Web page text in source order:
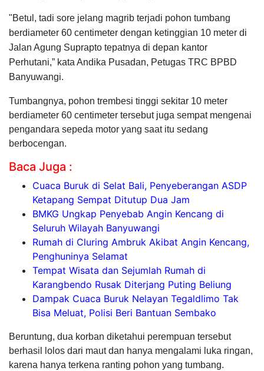
"Betul, tadi sore jelang magrib terjadi pohon tumbang
berdiameter 60 centimeter dengan ketinggian 10 meter di
Jalan Agung Suprapto tepatnya di depan kantor
Perhutani,” kata Andika Pusadan, Petugas TRC BPBD
Banyuwangi.
Tumbangnya, pohon trembesi tinggi sekitar 10 meter
berdiameter 60 centimeter tersebut juga sempat mengenai
pengandara sepeda motor yang saat itu sedang
berbocengan.
Baca Juga :
Cuaca Buruk di Selat Bali, Penyeberangan ASDP
Ketapang Sempat Ditutup Dua Jam
BMKG Ungkap Penyebab Angin Kencang di
Seluruh Wilayah Banyuwangi
Rumah di Cluring Ambruk Akibat Angin Kencang,
Penghuninya Selamat
Tempat Wisata dan Sejumlah Rumah di
Karangbendo Rusak Diterjang Puting Beliung
Dampak Cuaca Buruk Nelayan Tegaldlimo Tak
Bisa Meluat, Polisi Beri Bantuan Sembako
Beruntung, dua korban diketahui perempuan tersebut
berhasil lolos dari maut dan hanya mengalami luka ringan,
karena hanya terkena ranting pohon yang tumbang.